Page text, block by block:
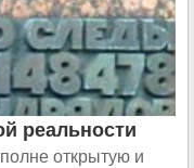
реальности
открытую и